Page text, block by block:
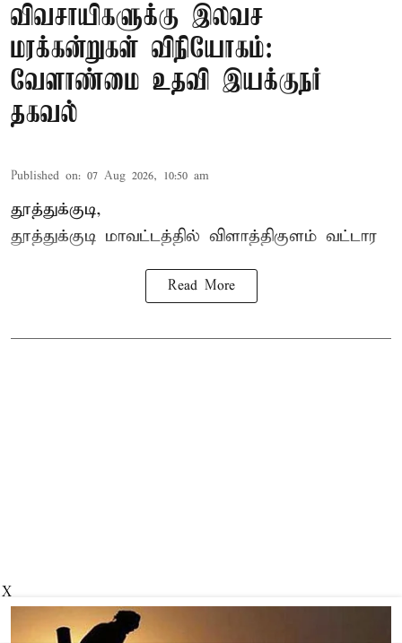
விவசாயிகளுக்கு இலவச
மரக்கன்றுகள் விநியோகம்:
வேளாண்மை உதவி இயக்குநர்
தகவல்
Published on: 07 Aug 2026, 10:50 am
தூத்துக்குடி,
தூத்துக்குடி மாவட்டத்தில் விளாத்திகுளம் வட்டார
Read More
X